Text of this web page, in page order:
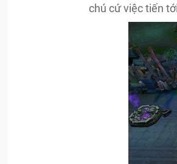
chú cứ việc tiến